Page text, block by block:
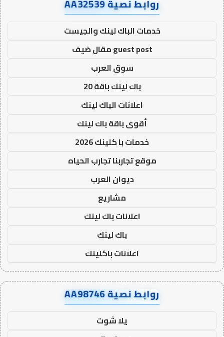
روابط نصية AA32539
خدمات الباك لينك والجيست
guest post مقال ضيف
سوق العرب
باك لينك باقة 20
اعلانات الباك لينك
أقوى باقة باك لينك
خدمات با كلينك 2026
موقع تجاربنا تجارب الحياه
ديوان العرب
مشاريع
اعلانات باك لينك
باك لينك
اعلانات باكلينك
روابط نصية AA98746
يلا شوت